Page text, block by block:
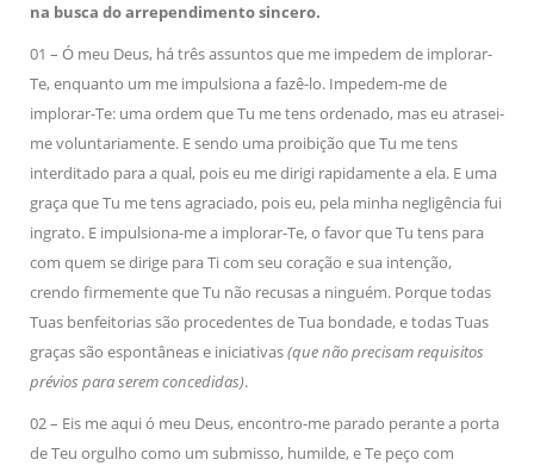
na busca do arrependimento sincero.
01 – Ó meu Deus, há três assuntos que me impedem de implorar-
Te, enquanto um me impulsiona a fazê-lo. Impedem-me de
implorar-Te: uma ordem que Tu me tens ordenado, mas eu atrasei-
me voluntariamente. E sendo uma proibição que Tu me tens
interditado para a qual, pois eu me dirigi rapidamente a ela. E uma
graça que Tu me tens agraciado, pois eu, pela minha negligência fui
ingrato. E impulsiona-me a implorar-Te, o favor que Tu tens para
com quem se dirige para Ti com seu coração e sua intenção,
crendo firmemente que Tu não recusas a ninguém. Porque todas
Tuas benfeitorias são procedentes de Tua bondade, e todas Tuas
graças são espontâneas e iniciativas(que não precisam requisitos
prévios para serem concedidas).
02 – Eis me aqui ó meu Deus, encontro-me parado perante a porta
de Teu orgulho como um submisso, humilde, e Te peço com